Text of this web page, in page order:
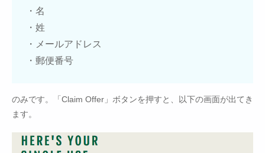
・名
・姓
・メールアドレス
・郵便番号
のみです。「Claim Offer」ボタンを押すと、以下の画面が出てき
ます。